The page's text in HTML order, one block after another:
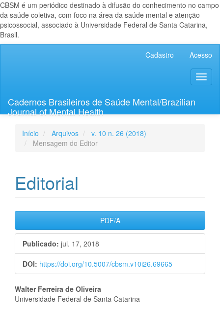
CBSM é um periódico destinado à difusão do conhecimento no campo
da saúde coletiva, com foco na área da saúde mental e atenção
psicossocial, associado à Universidade Federal de Santa Catarina,
Brasil.
Lateral
Cadastro Acesso
Cadernos Brasileiros de Saúde Mental/Brazilian
Journal of Mental Health
Início Arquivos
v. 10 n. 26 (2018)
Mensagem do Editor
Editorial
Barra
lateral
de
artigos
PDF/A
Publicado: jul. 17, 2018
DOI: https://doi.org/10.5007/cbsm.v10i26.69665
Conteúdo
Walter Ferreira de Oliveira
Universidade Federal de Santa Catarina